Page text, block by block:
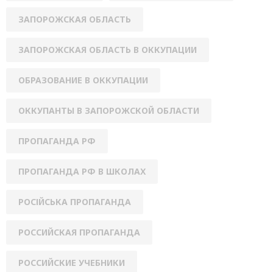
ЗАПОРОЖСКАЯ ОБЛАСТЬ
ЗАПОРОЖСКАЯ ОБЛАСТЬ В ОККУПАЦИИ
ОБРАЗОВАНИЕ В ОККУПАЦИИ
ОККУПАНТЫ В ЗАПОРОЖСКОЙ ОБЛАСТИ
ПРОПАГАНДА РФ
ПРОПАГАНДА РФ В ШКОЛАХ
РОСІЙСЬКА ПРОПАГАНДА
РОССИЙСКАЯ ПРОПАГАНДА
РОССИЙСКИЕ УЧЕБНИКИ